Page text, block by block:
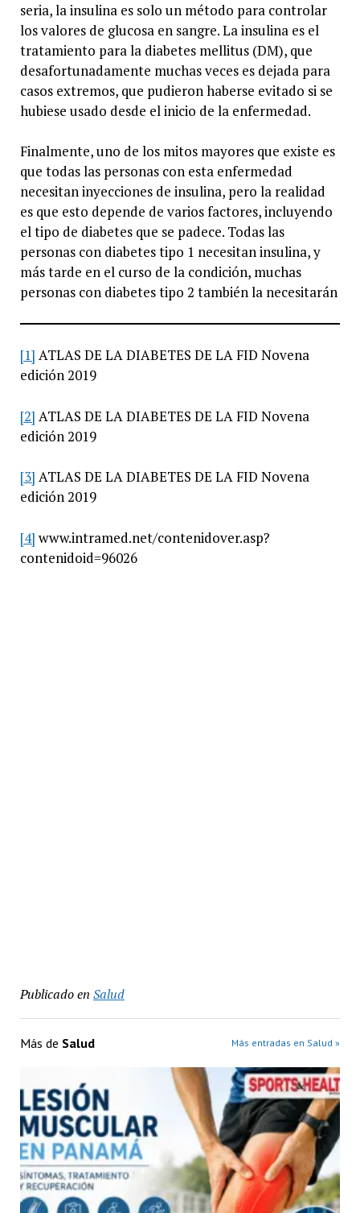
seria, la insulina es solo un método para controlar
los valores de glucosa en sangre. La insulina es el
tratamiento para la diabetes mellitus (DM), que
desafortunadamente muchas veces es dejada para
casos extremos, que pudieron haberse evitado si se
hubiese usado desde el inicio de la enfermedad.
Finalmente, uno de los mitos mayores que existe es
que todas las personas con esta enfermedad
necesitan inyecciones de insulina, pero la realidad
es que esto depende de varios factores, incluyendo
el tipo de diabetes que se padece. Todas las
personas con diabetes tipo 1 necesitan insulina, y
más tarde en el curso de la condición, muchas
personas con diabetes tipo 2 también la necesitarán
[1] ATLAS DE LA DIABETES DE LA FID Novena
edición 2019
[2] ATLAS DE LA DIABETES DE LA FID Novena
edición 2019
[3] ATLAS DE LA DIABETES DE LA FID Novena
edición 2019
[4] www.intramed.net/contenidover.asp?
contenidoid=96026
Publicado en Salud
Más de Salud Más entradas en Salud »